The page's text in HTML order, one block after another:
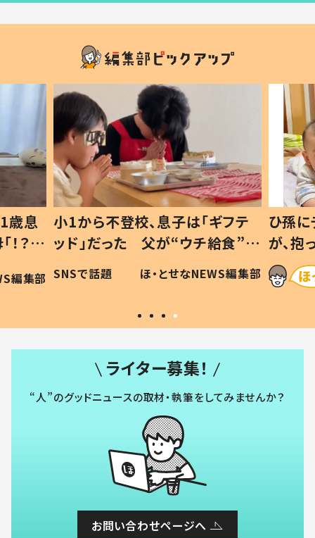
歳息
？」
編集部
小1から不登校、息子は「ギフテ
ッド」だった 父が“ウチ給食”を
作り続ける理由とは #令和の親
#令和の子
SNSで話題 ほ・とせなNEWS編集部
ひ孫
が、
「涙が
い」
ライター募集！
“人”のグッドニュースの取材・執筆をしてみませんか？
お問い合わせページへ